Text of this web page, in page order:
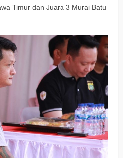
Timur dan Juara 3 Murai Batu